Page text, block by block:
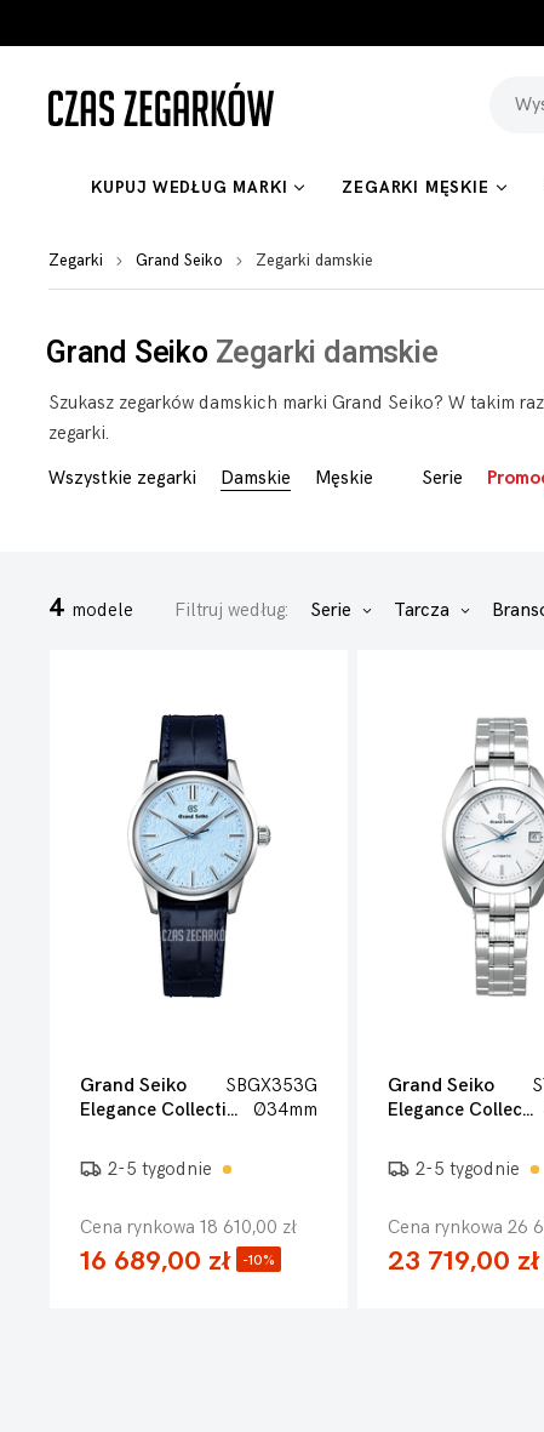
KUPUJ WEDŁUG MARKI ZEGARKI MĘSKIE
Zegarki Grand Seiko Zegarki damskie
Grand Seiko Zegarki damskie
Szukasz zegarków damskich marki Grand Seiko? W takim
zegarki.
Wszystkie zegarki
Damskie Męskie Serie
4 modele Filtruj według: Serie Tarcza
Grand Seiko
SBGX353G
Elegance Collection
Ø34mm
2-5 tygodnie
Cena rynkowa 18 610,00 zł
16 689,00 zł -10%
Grand Seiko
Elegance Collection
2-5 tygodnie
Cena rynkowa 26
23 719,00 zł